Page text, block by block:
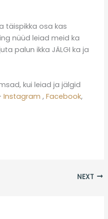
täispikka osa kas
nüüd leiad meid ka
palun ikka JÄLGI ka ja
kui leiad ja jälgid
Instagram , Facebook,
NEXT